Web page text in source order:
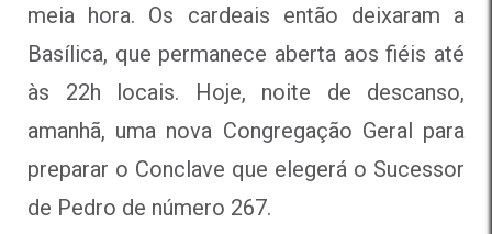
meia hora. Os cardeais então deixaram a
Basílica, que permanece aberta aos fiéis até
às 22h locais. Hoje, noite de descanso,
amanhã, uma nova Congregação Geral para
preparar o Conclave que elegerá o Sucessor
de Pedro de número 267.